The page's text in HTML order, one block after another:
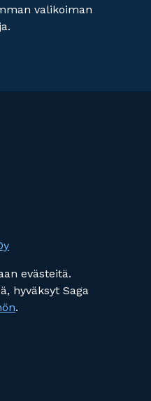
valikoiman
evästeitä.
hyväksyt Saga
.